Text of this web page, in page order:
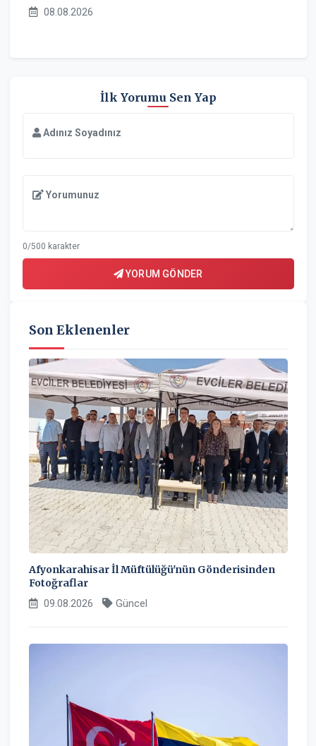
08.08.2026
İlk Yorumu Sen Yap
Adınız Soyadınız
Yorumunuz
0/500 karakter
YORUM GÖNDER
Son Eklenenler
Afyonkarahisar İl Müftülüğü'nün Gönderisinden
Fotoğraflar
09.08.2026 Güncel